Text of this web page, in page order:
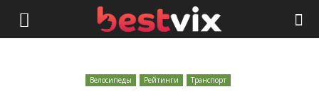
Велосипеды Рейтинги Транспорт